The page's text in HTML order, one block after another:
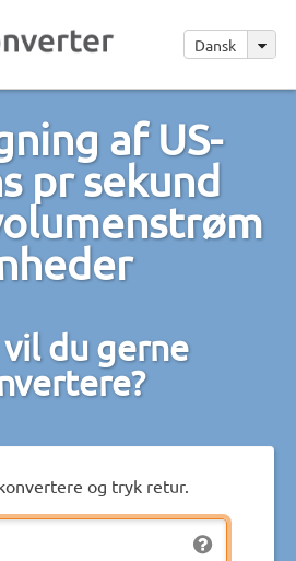
Dansk
af US-
pr sekund
du gerne
og tryk retur.